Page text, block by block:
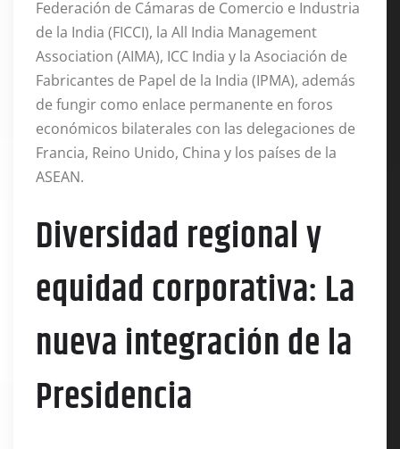
Federación de Cámaras de Comercio e Industria
de la India (FICCI), la All India Management
Association (AIMA), ICC India y la Asociación de
Fabricantes de Papel de la India (IPMA), además
de fungir como enlace permanente en foros
económicos bilaterales con las delegaciones de
Francia, Reino Unido, China y los países de la
ASEAN.
Diversidad regional y
equidad corporativa: La
nueva integración de la
Presidencia